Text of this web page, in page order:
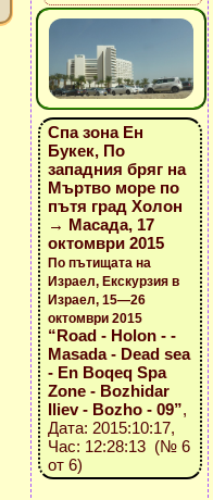
Спа зона Ен
Букек, По
западния бряг на
Мъртво море по
пътя град Холон
→ Масада, 17
октомври 2015
По пътищата на
Израел, Екскурзия в
Израел, 15—26
октомври 2015
“Road - Holon - -
Masada - Dead sea
- En Boqeq Spa
Zone - Bozhidar
Iliev - Bozho - 09”,
Дата: 2015:10:17,
Час: 12:28:13 (№ 6
от 6)